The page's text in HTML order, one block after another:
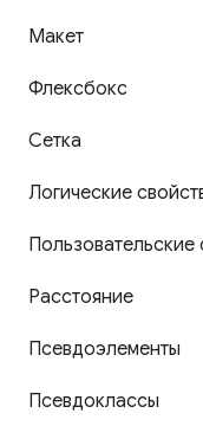
Макет
Флексбокс
Сетка
Логические
Пользовательские
Расстояние
Псевдоэлементы
Псевдоклассы